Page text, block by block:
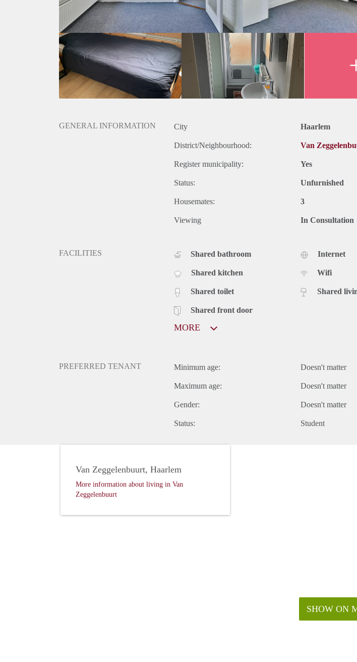
GENERAL INFORMATION City Haarlem
District/Neighbourhood: Van
Register municipality: Yes
Status: Unfurnished
Housemates: 3
Viewing In Consultation
FACILITIES Shared bathroom
Shared kitchen
Shared toilet
Shared front door
Internet
Wifi
Shared
MORE
PREFERRED TENANT Minimum age: Doesn't matter
Maximum age: Doesn't matter
Gender: Doesn't matter
Status: Student
SHOW ON
Van Zeggelenbuurt, Haarlem
More information about living in Van
Zeggelenbuurt